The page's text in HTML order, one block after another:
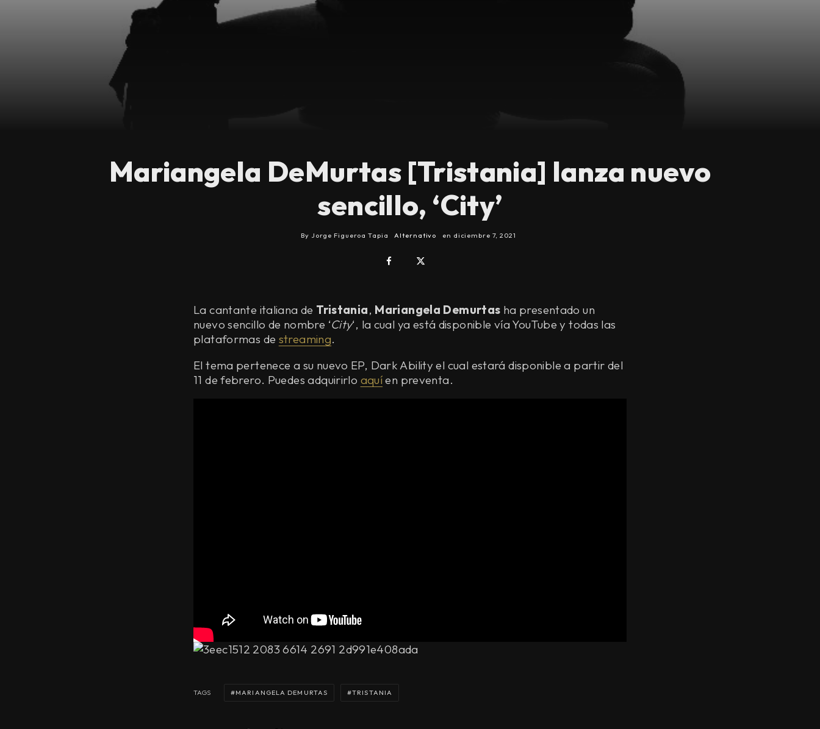
Mariangela DeMurtas [Tristania] lanza nuevo
sencillo, ‘City’
By Jorge Figueroa Tapia Alternativo en diciembre 7, 2021
La cantante italiana de Tristania, Mariangela Demurtas ha presentado un
nuevo sencillo de nombre ‘City‘, la cual ya está disponible vía YouTube y todas las
plataformas de streaming.
El tema pertenece a su nuevo EP, Dark Ability el cual estará disponible a partir del
11 de febrero. Puedes adquirirlo aquíen preventa.
TAGS MARIANGELA DEMURTAS TRISTANIA